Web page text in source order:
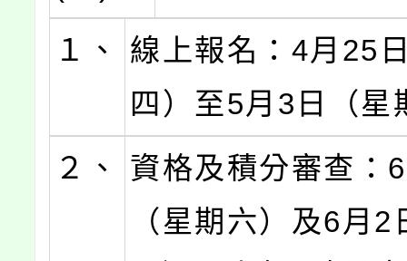
１、
線上報名：4月25
四）至5月3日（星
２、
資格及積分審查：
（星期六）及6月